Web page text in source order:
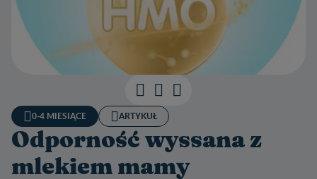
0-4 MIESIĄCE ARTYKUŁ
Odporność wyssana z
mlekiem mamy